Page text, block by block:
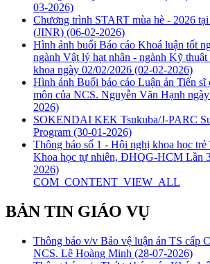
03-2026)
Chương trình START mùa hè - 2026
(JINR) (06-02-2026)
Hình ảnh buổi Báo cáo Khoá luận tốt
ngành Vật lý hạt nhân - ngành Kỹ
khoa ngày 02/02/2026 (02-02-2026)
Hình ảnh Buổi báo cáo Luận án Tiến
môn của NCS. Nguyễn Văn Hạnh
2026)
SOKENDAI KEK Tsukuba/J-PARC
Program (30-01-2026)
Thông báo số 1 - Hội nghị khoa học
Khoa học tự nhiên, ĐHQG-HCM Lần
2026)
COM_CONTENT_VIEW_ALL
BẢN TIN GIÁO VỤ
Thông báo v/v Bảo vệ luận án TS cấp
NCS. Lê Hoàng Minh (28-07-2026)